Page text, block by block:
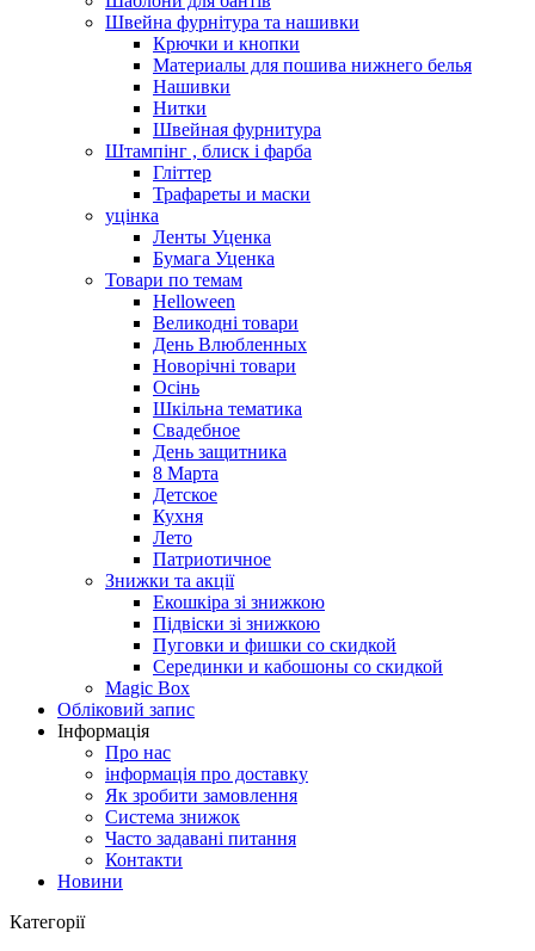
Швейна фурнітура та нашивки
Крючки и кнопки
Материалы для пошива нижнего белья
Нашивки
Нитки
Швейная фурнитура
Штампінг , блиск і фарба
Гліттер
Трафареты и маски
уцінка
Ленты Уценка
Бумага Уценка
Товари по темам
Helloween
Великодні товари
День Влюбленных
Новорічні товари
Осінь
Шкільна тематика
Свадебное
День защитника
8 Марта
Детское
Кухня
Лето
Патриотичное
Знижки та акції
Екошкіра зі знижкою
Підвіски зі знижкою
Пуговки и фишки со скидкой
Серединки и кабошоны со скидкой
Magic Box
Обліковий запис
Інформація
Про нас
інформація про доставку
Як зробити замовлення
Система знижок
Часто задавані питання
Контакти
Новини
Категорії